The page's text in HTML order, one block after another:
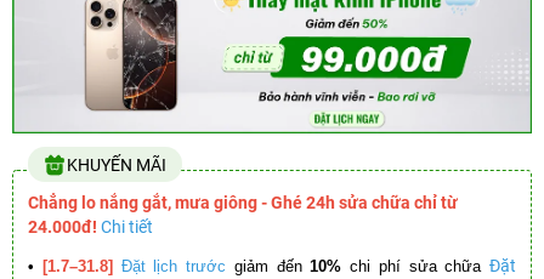
KHUYẾN MÃI
Chẳng lo nắng gắt, mưa giông - Ghé 24h sửa chữa chỉ từ
24.000đ! Chi tiết
• [1.7–31.8] Đặt lịch trước giảm đến10% chi phí sửa chữa Đặt